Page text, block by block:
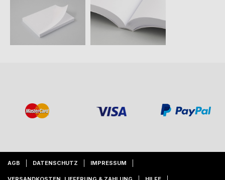
AGB DATENSCHUTZ IMPRESSUM